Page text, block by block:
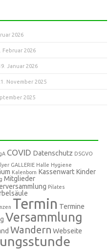
2026
Februar 2026
Januar 2026
November 2025
2025
COVID Datenschutz DSGVO
GALLERIE Halle Hygiene
Kalenborn Kassenwart Kinder
Mitglieder
Pilates
Termin Termine
Versammlung
Wandern Webseite